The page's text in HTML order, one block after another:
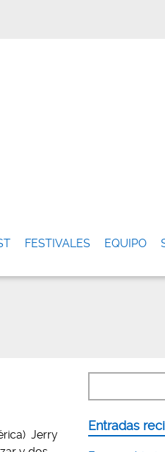
FESTIVALES EQUIPO
Jerry
Entradas